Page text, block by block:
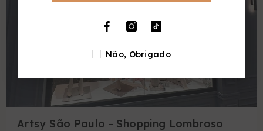
Artsy São Paulo - Shopping Lombroso
Não, Obrigado